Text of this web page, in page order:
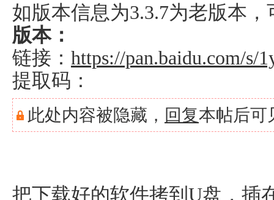
如版本信息为3.3.7为老版本，
版本：
链接： https://pan.baidu.com/s/
提取码：
此处内容被隐藏， 回复本帖后可
把下载好的软件拷到U盘，插